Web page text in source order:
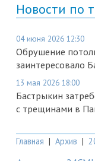
Новости по
04 июня 2026 12:30
Обрушение
заинтересовало
13 мая 2026 18:00
Бастрыкин
с трещинами в
Главная | Архив |